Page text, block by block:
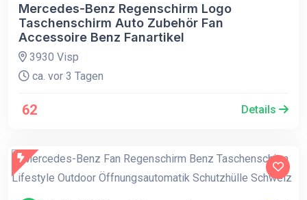
Mercedes-Benz Regenschirm Logo
Taschenschirm Auto Zubehör Fan
Accessoire Benz Fanartikel
3930 Visp
ca. vor 3 Tagen
62 Details